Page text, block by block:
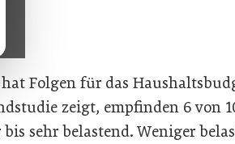
Folgen für das
zeigt, empfinden 6 von
sehr belastend. Weniger